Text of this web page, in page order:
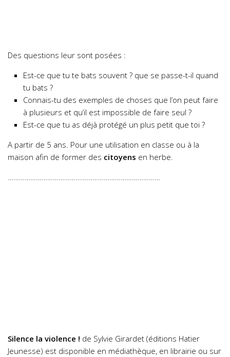
Des questions leur sont posées :
Est-ce que tu te bats souvent ? que se passe-t-il quand
tu bats ?
Connais-tu des exemples de choses que l’on peut faire
à plusieurs et qu’il est impossible de faire seul ?
Est-ce que tu as déjà protégé un plus petit que toi ?
A partir de 5 ans. Pour une utilisation en classe ou à la
maison afin de former des citoyens en herbe.
………………………………………………………………………
Silence la violence ! de Sylvie Girardet (éditions Hatier
Jeunesse) est disponible en médiathèque, en librairie ou sur